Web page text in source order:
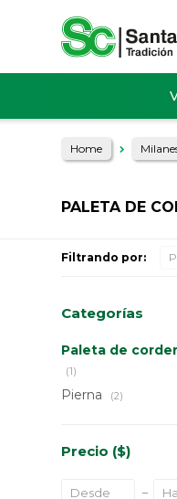
Home
PALETA DE
Filtrando por:
Categorías
Paleta de
(1)
Pierna (2)
Precio ($)